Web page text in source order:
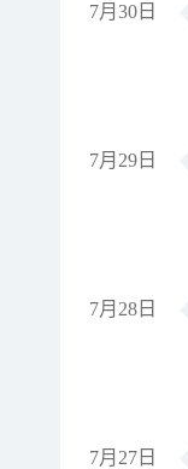
7月30日
7月29日
7月28日
7月27日